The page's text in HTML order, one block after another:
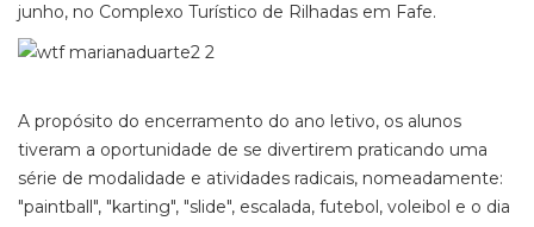
junho, no Complexo Turístico de Rilhadas em Fafe.
A propósito do encerramento do ano letivo, os alunos
tiveram a oportunidade de se divertirem praticando uma
série de modalidade e atividades radicais, nomeadamente:
"paintball", "karting", "slide", escalada, futebol, voleibol e o dia